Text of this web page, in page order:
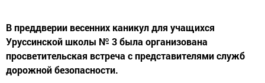
В преддверии весенних каникул для учащихся
Уруссинской школы № 3 была организована
просветительская встреча с представителями служб
дорожной безопасности.